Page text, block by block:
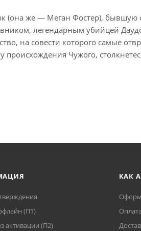
(она же — Меган Фостер),
легендарным убийцей
на совести которого самые
происхождения Чужого,
(П1)
активации (П2)
КАК
Оплата